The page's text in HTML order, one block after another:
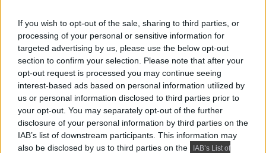
If you wish to opt-out of the sale, sharing to third parties, or
processing of your personal or sensitive information for
targeted advertising by us, please use the below opt-out
section to confirm your selection. Please note that after your
opt-out request is processed you may continue seeing
interest-based ads based on personal information utilized by
us or personal information disclosed to third parties prior to
your opt-out. You may separately opt-out of the further
disclosure of your personal information by third parties on the
IAB’s list of downstream participants. This information may
also be disclosed by us to third parties on the
IAB’s List of